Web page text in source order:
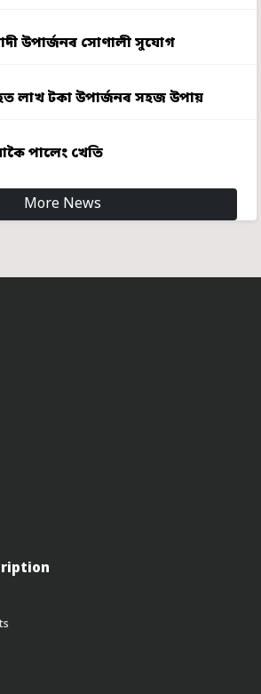
উপাৰ্জনৰ সোণালী সুযোগ
লাখ টকা উপাৰ্জনৰ সহজ উপায়
পালেং খেতি
More News